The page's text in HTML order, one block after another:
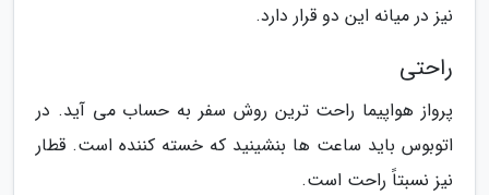
نیز در میانه این دو قرار دارد.
راحتی
پرواز هواپیما راحت ترین روش سفر به حساب می آید. در
اتوبوس باید ساعت ها بنشینید که خسته کننده است. قطار
نیز نسبتاً راحت است.